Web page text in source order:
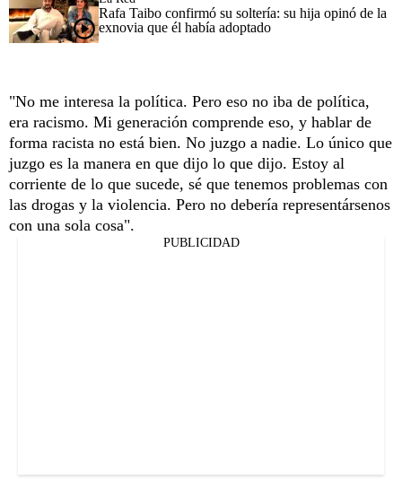
Rafa Taibo confirmó su soltería: su hija opinó de la
exnovia que él había adoptado
"No me interesa la política. Pero eso no iba de política,
era racismo. Mi generación comprende eso, y hablar de
forma racista no está bien. No juzgo a nadie. Lo único que
juzgo es la manera en que dijo lo que dijo. Estoy al
corriente de lo que sucede, sé que tenemos problemas con
las drogas y la violencia. Pero no debería representársenos
con una sola cosa".
PUBLICIDAD